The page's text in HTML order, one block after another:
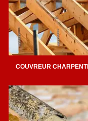
COUVREUR